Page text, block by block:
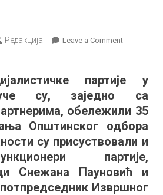
Редакција Leave a Commenton
а
Сокобањи
прославио
година
од
оснивања
партије у
су, заједно са
обележили 35
Општинског одбора
су присуствовали и
партије,
Снежана Пауновић и
Извршног